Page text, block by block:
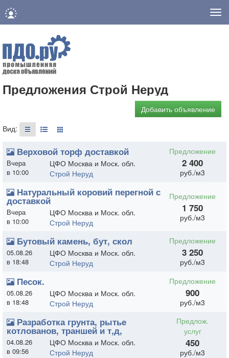
Предложения Строй Неруд
Добавить объявление
Вид:
Верховой торф доставкой Предложение
2 400
руб./м3
Вчера
в 10:00
ЦФО Москва и Моск. обл.
Строй Неруд
Натуральный коровий перегной с
доставкой Предложение
1 750
руб./м3
Вчера
в 10:00
ЦФО Москва и Моск. обл.
Строй Неруд
Бутовый камень, бут, скол Предложение
3 250
руб./м3
05.08.26
в 18:48
ЦФО Москва и Моск. обл.
Строй Неруд
Песок. Предложение
900
руб./м3
05.08.26
в 18:48
ЦФО Москва и Моск. обл.
Строй Неруд
Разработка грунта, рытье
котлованов, траншей и т,д,
Предлож.
услуг
450
руб./м3
04.08.26
в 09:56
ЦФО Москва и Моск. обл.
Строй Неруд